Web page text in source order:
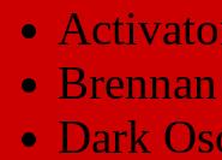
Dark